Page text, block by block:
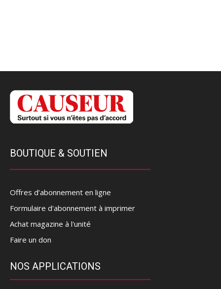
BOUTIQUE & SOUTIEN
Offres d’abonnement en ligne
Formulaire d'abonnement à imprimer
Achat magazine à l'unité
Faire un don
NOS APPLICATIONS